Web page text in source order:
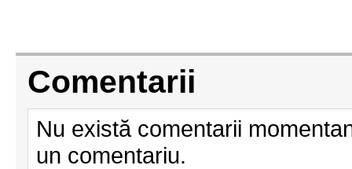
Comentarii
Nu există comentarii
un comentariu.